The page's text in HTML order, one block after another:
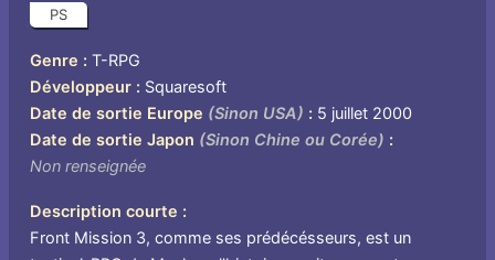
PS
Genre
T-RPG
Développeur
Squaresoft
Date de sortie Europe (Sinon USA)
5 juillet 2000
Date de sortie Japon (Sinon Chine ou Corée)
Non renseignée
Description courte
Front Mission 3, comme ses prédécésseurs, est un